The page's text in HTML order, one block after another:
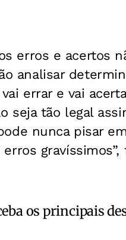
erros e acertos
analisar
errar e vai
seja tão legal
nunca pisar
gravíssimos”,
os principais